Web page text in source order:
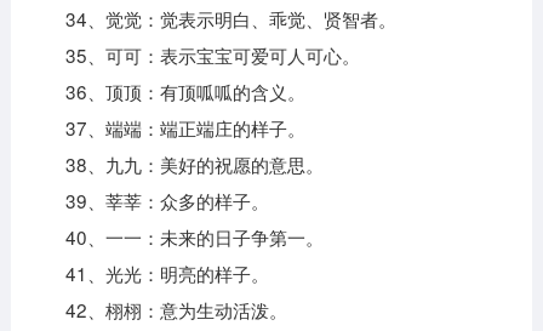
34、觉觉：觉表示明白、乖觉、贤智者。
35、可可：表示宝宝可爱可人可心。
36、顶顶：有顶呱呱的含义。
37、端端：端正端庄的样子。
38、九九：美好的祝愿的意思。
39、莘莘：众多的样子。
40、一一：未来的日子争第一。
41、光光：明亮的样子。
42、栩栩：意为生动活泼。